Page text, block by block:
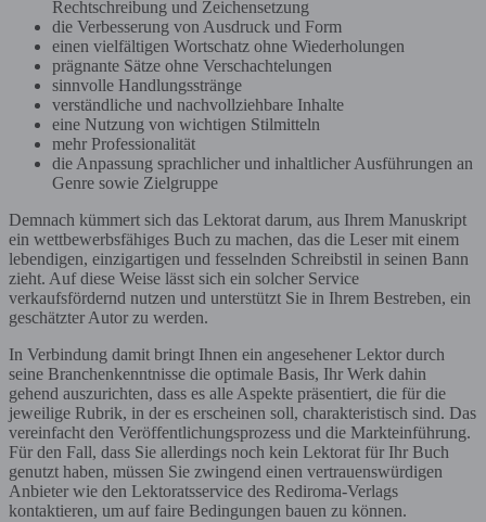
Rechtschreibung und Zeichensetzung
die Verbesserung von Ausdruck und Form
einen vielfältigen Wortschatz ohne Wiederholungen
prägnante Sätze ohne Verschachtelungen
sinnvolle Handlungsstränge
verständliche und nachvollziehbare Inhalte
eine Nutzung von wichtigen Stilmitteln
mehr Professionalität
die Anpassung sprachlicher und inhaltlicher Ausführungen an
Genre sowie Zielgruppe
Demnach kümmert sich das Lektorat darum, aus Ihrem Manuskript
ein wettbewerbsfähiges Buch zu machen, das die Leser mit einem
lebendigen, einzigartigen und fesselnden Schreibstil in seinen Bann
zieht. Auf diese Weise lässt sich ein solcher Service
verkaufsfördernd nutzen und unterstützt Sie in Ihrem Bestreben, ein
geschätzter Autor zu werden.
In Verbindung damit bringt Ihnen ein angesehener Lektor durch
seine Branchenkenntnisse die optimale Basis, Ihr Werk dahin
gehend auszurichten, dass es alle Aspekte präsentiert, die für die
jeweilige Rubrik, in der es erscheinen soll, charakteristisch sind. Das
vereinfacht den Veröffentlichungsprozess und die Markteinführung.
Für den Fall, dass Sie allerdings noch kein Lektorat für Ihr Buch
genutzt haben, müssen Sie zwingend einen vertrauenswürdigen
Anbieter wie den Lektoratsservice des Rediroma-Verlags
kontaktieren, um auf faire Bedingungen bauen zu können.